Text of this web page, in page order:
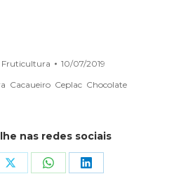
Fruticultura
10/07/2019
Cacaueiro Ceplac Chocolate
nas redes sociais
Share Share Share